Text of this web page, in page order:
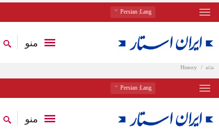
Lang
: Persian
منو
خانه History
Lang
: Persian
منو